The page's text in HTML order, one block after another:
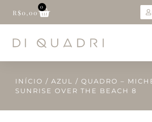
R$0,00
0
INÍCIO / AZUL
/ QUADRO –
SUNRISE OVER THE BEACH 8